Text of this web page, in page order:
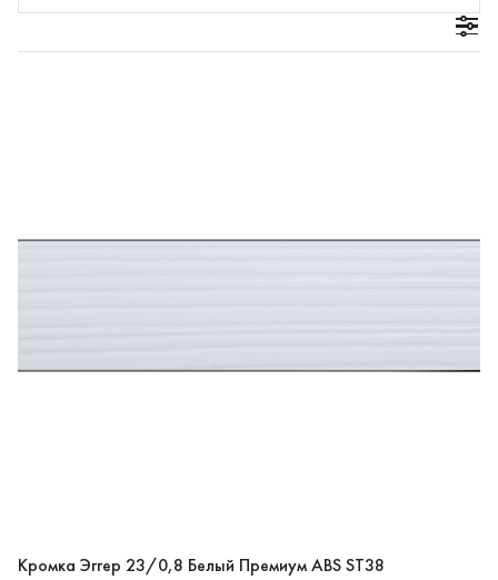
Кромка Эггер 23/0,8 Белый Премиум ABS ST38